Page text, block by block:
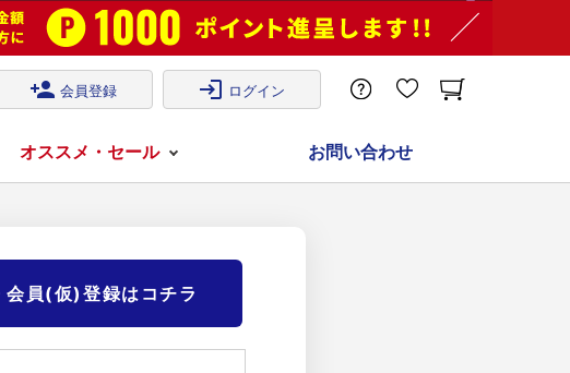
person_add 会員登録 login ログイン
オススメ・セール お問い合わせ
会員(仮)登録はコチラ